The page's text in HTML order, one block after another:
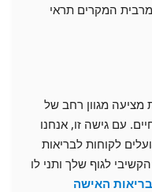
המקרים תראי
מגוון רחב של
עם גישה זו, אנחנו
לקוחות לבריאות
לגוף שלך ותני לו
האישה